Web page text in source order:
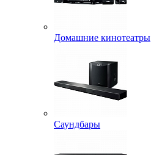
Домашние кинотеатры
Саундбары